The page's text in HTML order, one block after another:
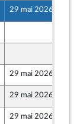
29 mai 2026
29 mai 2026
29 mai 2026
29 mai 2026